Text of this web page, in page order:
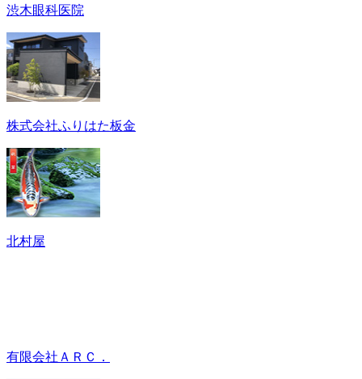
渋木眼科医院
株式会社ふりはた板金
北村屋
有限会社ＡＲＣ．